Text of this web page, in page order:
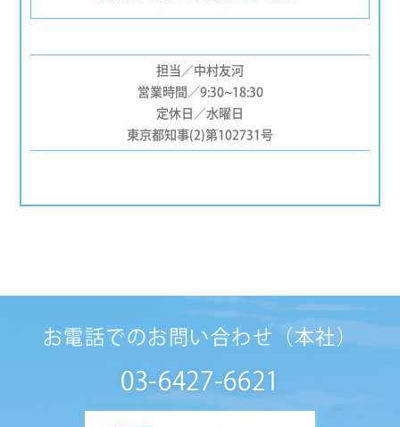
担当／中村友河
営業時間／9:30~18:30
定休日／水曜日
東京都知事(2)第102731号
お電話でのお問い合わせ（本社）
03-6427-6621